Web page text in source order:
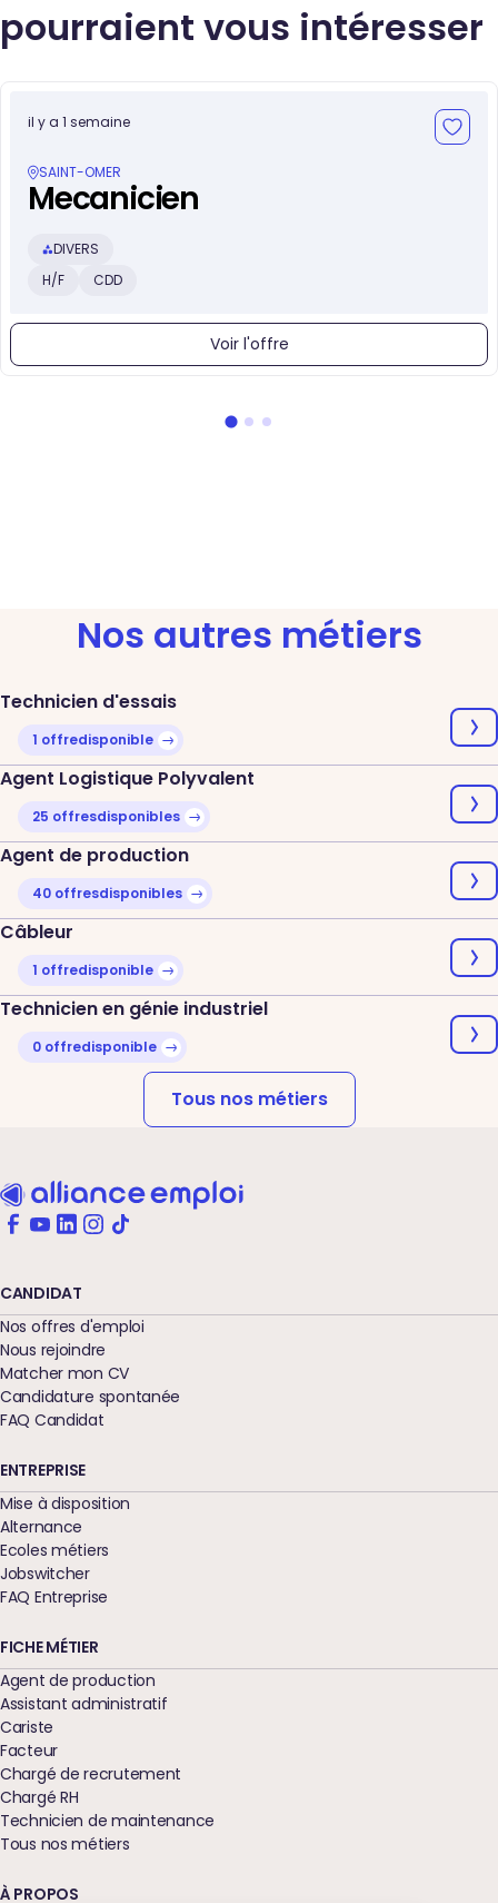
pourraient vous intéresser
il y a 1 semaine
SAINT-OMER
Mecanicien
DIVERS
H/F
CDD
Voir l'offre
Nos autres métiers
Technicien d'essais
1 offredisponible
Agent Logistique Polyvalent
25 offresdisponibles
Agent de production
40 offresdisponibles
Câbleur
1 offredisponible
Technicien en génie industriel
0 offredisponible
Tous nos métiers
CANDIDAT
Nos offres d'emploi
Nous rejoindre
Matcher mon CV
Candidature spontanée
FAQ Candidat
ENTREPRISE
Mise à disposition
Alternance
Ecoles métiers
Jobswitcher
FAQ Entreprise
FICHE MÉTIER
Agent de production
Assistant administratif
Cariste
Facteur
Chargé de recrutement
Chargé RH
Technicien de maintenance
Tous nos métiers
À PROPOS